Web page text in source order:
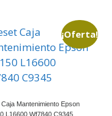
¡Oferta!
Mantenimiento Epson
L16600 Wf7840 C9345